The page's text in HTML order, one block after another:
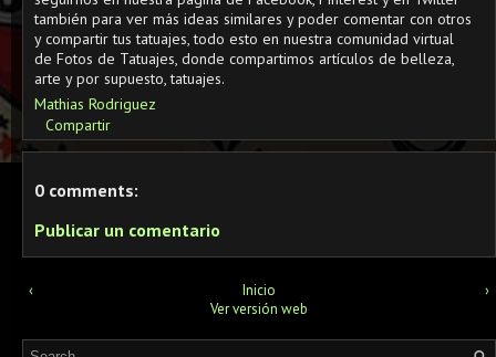
también para ver más ideas similares y poder comentar con otros
y compartir tus tatuajes, todo esto en nuestra comunidad virtual
de Fotos de Tatuajes, donde compartimos artículos de belleza,
arte y por supuesto, tatuajes.
Mathias Rodriguez
Compartir
0 comments:
Publicar un comentario
‹ ›
Inicio
Ver versión web